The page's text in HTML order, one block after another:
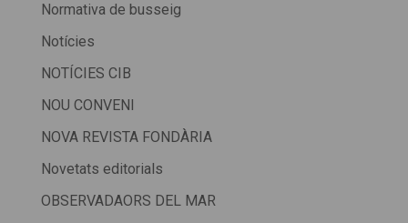
Normativa de busseig
Notícies
NOTÍCIES CIB
NOU CONVENI
NOVA REVISTA FONDÀRIA
Novetats editorials
OBSERVADAORS DEL MAR